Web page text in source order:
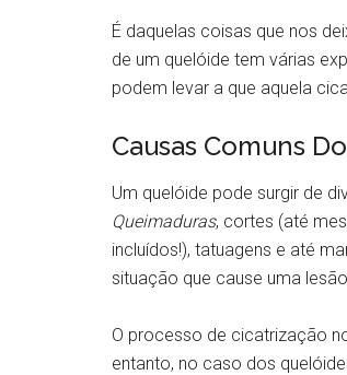
É daquelas coisas que nos
de um quelóide tem várias
podem levar a que aquela
Causas Comuns
Um quelóide pode surgir de
Queimaduras, cortes (até
incluídos!), tatuagens e até
situação que cause uma
O processo de cicatrização
entanto, no caso dos